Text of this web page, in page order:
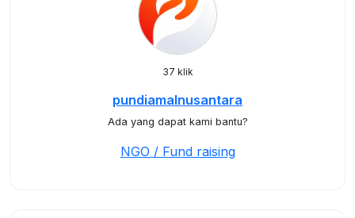
37 klik
pundiamalnusantara
Ada yang dapat kami bantu?
NGO / Fund raising